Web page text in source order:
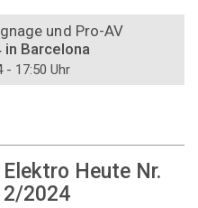
und Pro-AV
in Barcelona
- 17:50 Uhr
Elektro Heute Nr.
2/2024